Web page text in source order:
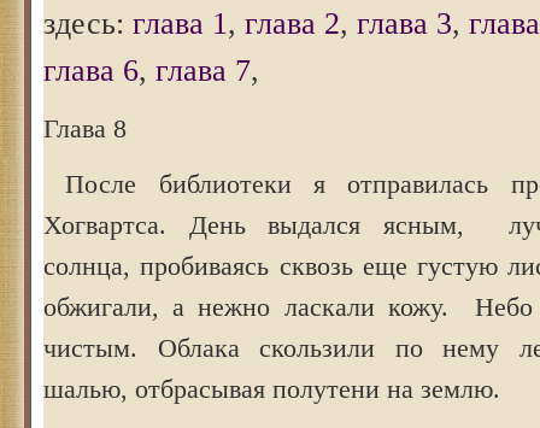
здесь: глава 1, глава 2, глава 3,
глава 6, глава 7,
Глава 8
После библиотеки я отправилась
Хогвартса. День выдался ясным,
солнца, пробиваясь сквозь еще густую
обжигали, а нежно ласкали кожу.
чистым. Облака скользили по нему
шалью, отбрасывая полутени на землю.